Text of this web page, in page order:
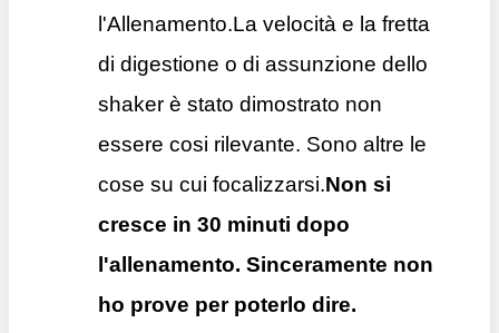
l'Allenamento.La velocità e la fretta
di digestione o di assunzione dello
shaker è stato dimostrato non
essere cosi rilevante. Sono altre le
cose su cui focalizzarsi.Non si
cresce in 30 minuti dopo
l'allenamento. Sinceramente non
ho prove per poterlo dire.